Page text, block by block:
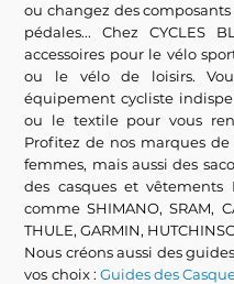
ou changez des
pédales... Chez CYCLES
accessoires pour le vélo
ou le vélo de loisirs.
équipement cycliste
ou le textile pour vous
Profitez de nos marques
femmes, mais aussi des
des casques et
comme SHIMANO, SRAM,
THULE, GARMIN,
Nous créons aussi des
vos choix :Guides des